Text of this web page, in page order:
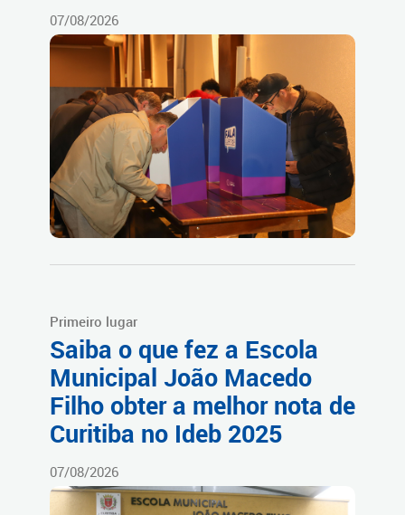
07/08/2026
Primeiro lugar
Saiba o que fez a Escola
Municipal João Macedo
Filho obter a melhor nota de
Curitiba no Ideb 2025
07/08/2026